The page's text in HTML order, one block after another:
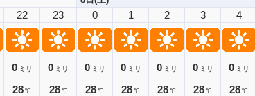
22
0 ミリ
28℃
23
0 ミリ
28 ℃
0
0 ミリ
28℃
1
0 ミリ
28℃
2
0 ミリ
28℃
3
0 ミリ
28℃
4
0 ミリ
28℃